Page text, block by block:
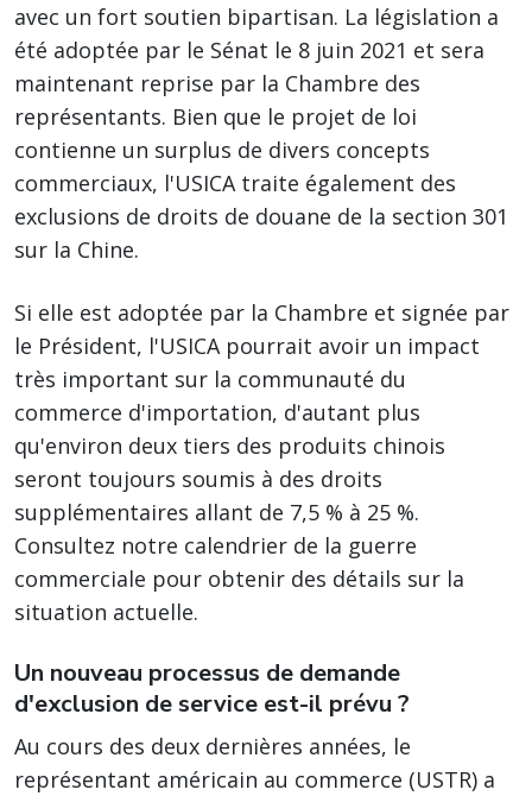
avec un fort soutien bipartisan. La législation a
été adoptée par le Sénat le 8 juin 2021 et sera
maintenant reprise par la Chambre des
représentants. Bien que le projet de loi
contienne un surplus de divers concepts
commerciaux, l'USICA traite également des
exclusions de droits de douane de la section 301
sur la Chine.
Si elle est adoptée par la Chambre et signée par
le Président, l'USICA pourrait avoir un impact
très important sur la communauté du
commerce d'importation, d'autant plus
qu'environ deux tiers des produits chinois
seront toujours soumis à des droits
supplémentaires allant de 7,5 % à 25 %.
Consultez notre calendrier de la guerre
commerciale pour obtenir des détails sur la
situation actuelle.
Un nouveau processus de demande
d'exclusion de service est-il prévu ?
Au cours des deux dernières années, le
représentant américain au commerce (USTR) a